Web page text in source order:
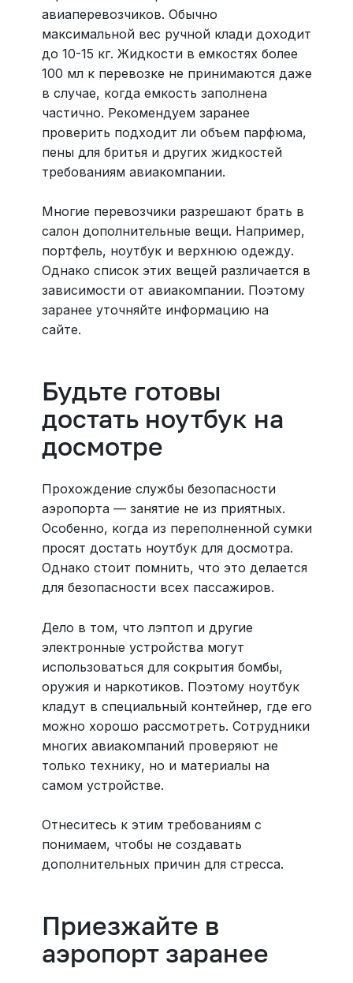
авиаперевозчиков. Обычно
максимальной вес ручной клади доходит
до 10-15 кг. Жидкости в емкостях более
100 мл к перевозке не принимаются даже
в случае, когда емкость заполнена
частично. Рекомендуем заранее
проверить подходит ли объем парфюма,
пены для бритья и других жидкостей
требованиям авиакомпании.
Многие перевозчики разрешают брать в
салон дополнительные вещи. Например,
портфель, ноутбук и верхнюю одежду.
Однако список этих вещей различается в
зависимости от авиакомпании. Поэтому
заранее уточняйте информацию на
сайте.
Будьте готовы
достать ноутбук на
досмотре
Прохождение службы безопасности
аэропорта — занятие не из приятных.
Особенно, когда из переполненной сумки
просят достать ноутбук для досмотра.
Однако стоит помнить, что это делается
для безопасности всех пассажиров.
Дело в том, что лэптоп и другие
электронные устройства могут
использоваться для сокрытия бомбы,
оружия и наркотиков. Поэтому ноутбук
кладут в специальный контейнер, где его
можно хорошо рассмотреть. Сотрудники
многих авиакомпаний проверяют не
только технику, но и материалы на
самом устройстве.
Отнеситесь к этим требованиям с
понимаем, чтобы не создавать
дополнительных причин для стресса.
Приезжайте в
аэропорт заранее